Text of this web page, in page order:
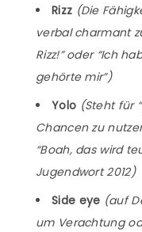
Rizz (Die
verbal charmant
Rizz!” oder “Ich
gehörte mir”)
Yolo (Steht für
Chancen zu
“Boah, das wird
Jugendwort 2012)
Side eye (auf
um Verachtung